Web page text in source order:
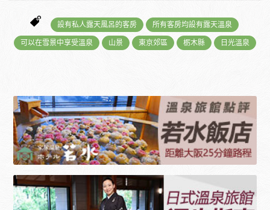
設有私人露天風呂的客房 所有客房均設有露天溫泉
可以在雪景中享受溫泉 山景 東京郊區 栃木縣 日光溫泉